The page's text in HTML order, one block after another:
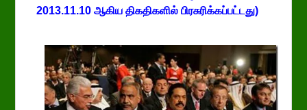
2013.11.10ஆகிய திகதிகளில் பிரசுரிக்கப்பட்டது)